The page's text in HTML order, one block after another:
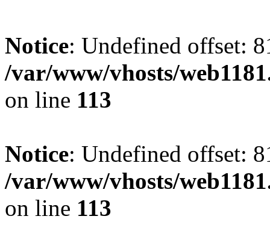
Notice: Undefined offset:
/var/www/vhosts/
on line 113
Notice: Undefined offset:
/var/www/vhosts/
on line 113